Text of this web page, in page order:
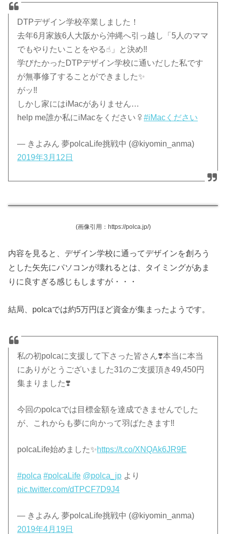
DTPデザイン学校卒業しました！
去年6月家族6人大阪から沖縄へ引っ越し「5人のママ
でもやりたいことをやる☝︎」と決め‼️
学びたかったDTPデザイン学校に通いだした私です
が無事修了することができました✨
がッ‼️
しかし家にはiMacがありません…
help me誰か私にiMacをください‍♀#iMacください
— きよみん 夢polcaLife挑戦中 (@kiyomin_anma)
2019年3月12日
(画像引用：https://polca.jp/)
内容を見ると、デザイン学校に通ってデザインを創ろう
とした矢先にパソコンが壊れるとは、タイミングがあま
りに良すぎる感じもしますが・・・
結局、polcaでは約5万円ほど資金が集まったようです。
私の初polcaに支援して下さった皆さん❣️本当に本当
にありがとうございました31のご支援頂き49,450円
集まりました❣️
今回のpolcaでは目標金額を達成できませんでした
が、これからも夢に向かって羽ばたきます‼️
polcaLife始めました✨https://t.co/XNQAk6JR9E
#polca #polcaLife @polca_jp より
pic.twitter.com/dTPCF7D9J4
— きよみん 夢polcaLife挑戦中 (@kiyomin_anma)
2019年4月19日